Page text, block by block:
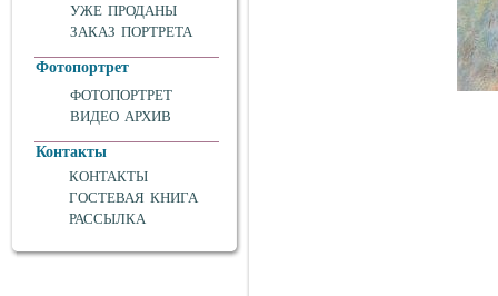
УЖЕ ПРОДАНЫ
ЗАКАЗ ПОРТРЕТА
Фотопортрет
ФОТОПОРТРЕТ
ВИДЕО АРХИВ
Контакты
КОНТАКТЫ
ГОСТЕВАЯ КНИГА
РАССЫЛКА